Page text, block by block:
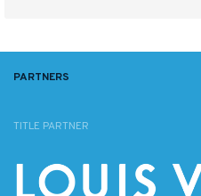
PARTNERS
TITLE PARTNER